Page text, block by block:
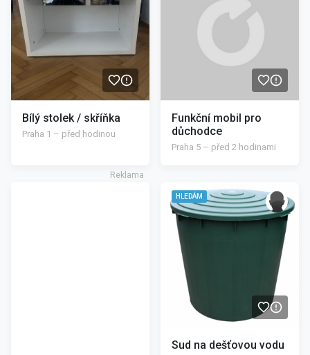
Bílý stolek / skříňka
Praha 1 – před hodinou
Funkční mobil pro
důchodce
Praha 5 – před 2 hodinami
/>
HLEDÁM
Sud na dešťovou vodu